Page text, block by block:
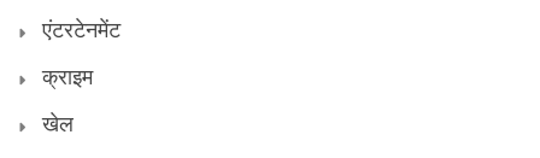
एंटरटेनमेंट
क्राइम
खेल